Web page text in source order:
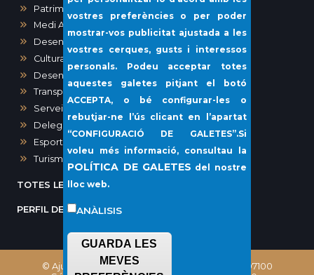
Patrimoni
Medi Ambient
Desenvolupament urbà
Cultura
Desenvolupament local i Sanitat
Transparència i Participació Ciutadana
Serveis Socials i Gent Gran
Delegació del Port de Sóller
Esports
Turisme
TOTES LES NOTÍCIES
PERFIL DEL CONTRACTANT
© Ajuntament de Sóller, Plaça Constitució, 1 - 07100
vostres preferències o per poder
mostrar-vos publicitat ajustada a les
vostres cerques, gusts i interessos
personals. Podeu acceptar totes
aquestes galetes pitjant el botó
ACCEPTA, o bé configurar-les o
rebutjar-ne l’ús clicant en l’apartat
“CONFIGURACIÓ DE GALETES”.Si
voleu més informació, consultau la
POLÍTICA DE GALETES del nostre
lloc web.
ANÀLISIS
GUARDA LES
MEVES